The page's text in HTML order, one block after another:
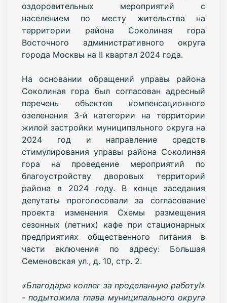
оздоровительных мероприятий с
населением по месту жительства на
территории района Соколиная гора
Восточного административного округа
города Москвы на II квартал 2024 года.
На основании обращений управы района
Соколиная гора был согласован адресный
перечень объектов компенсационного
озеленения 3-й категории на территории
жилой застройки муниципального округа на
2024 год и направление средств
стимулирования управы района Соколиная
гора на проведение мероприятий по
благоустройству дворовых территорий
района в 2024 году. В конце заседания
депутаты проголосовали за согласование
проекта изменения Схемы размещения
сезонных (летних) кафе при стационарных
предприятиях общественного питания в
части включения по адресу: Большая
Семеновская ул., д. 10, стр. 2.
«Благодарю коллег за проделанную работу!»
- подытожила глава муниципального округа